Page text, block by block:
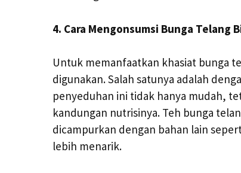
4. Cara Mengonsumsi Bunga Telang
Untuk memanfaatkan khasiat bunga
digunakan. Salah satunya adalah
penyeduhan ini tidak hanya mudah,
kandungan nutrisinya. Teh bunga
dicampurkan dengan bahan lain
lebih menarik.